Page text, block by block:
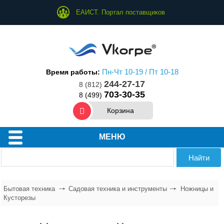
ЕАИСТ. Портал поставщиков
Время работы: Пн-Чт 10-19 / Пт 10-18
8 (812) 244-27-17
8 (499) 703-30-35
Корзина
МЕНЮ
Бытовая техника Садовая техника и инструменты
Ножницы и
Кусторезы
Техника для дома